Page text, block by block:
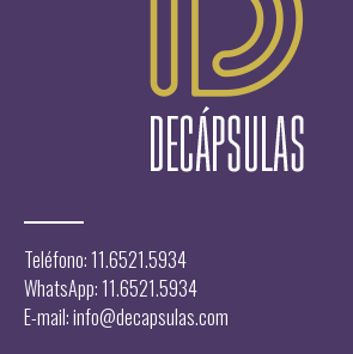
Teléfono: 11.6521.5934
WhatsApp: 11.6521.5934
E-mail:info@decapsulas.com